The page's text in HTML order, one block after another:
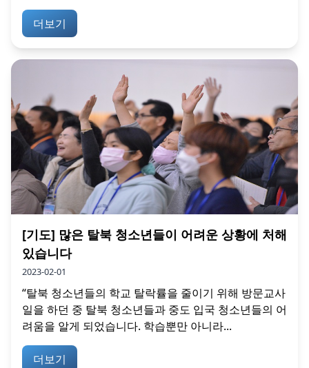
더보기
[기도] 많은 탈북 청소년들이 어려운 상황에 처해
있습니다
2023-02-01
“탈북 청소년들의 학교 탈락률을 줄이기 위해 방문교사
일을 하던 중 탈북 청소년들과 중도 입국 청소년들의 어
려움을 알게 되었습니다. 학습뿐만 아니라...
더보기